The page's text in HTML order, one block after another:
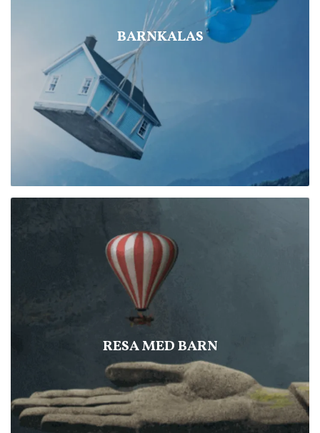
BARNKALAS
RESA MED BARN